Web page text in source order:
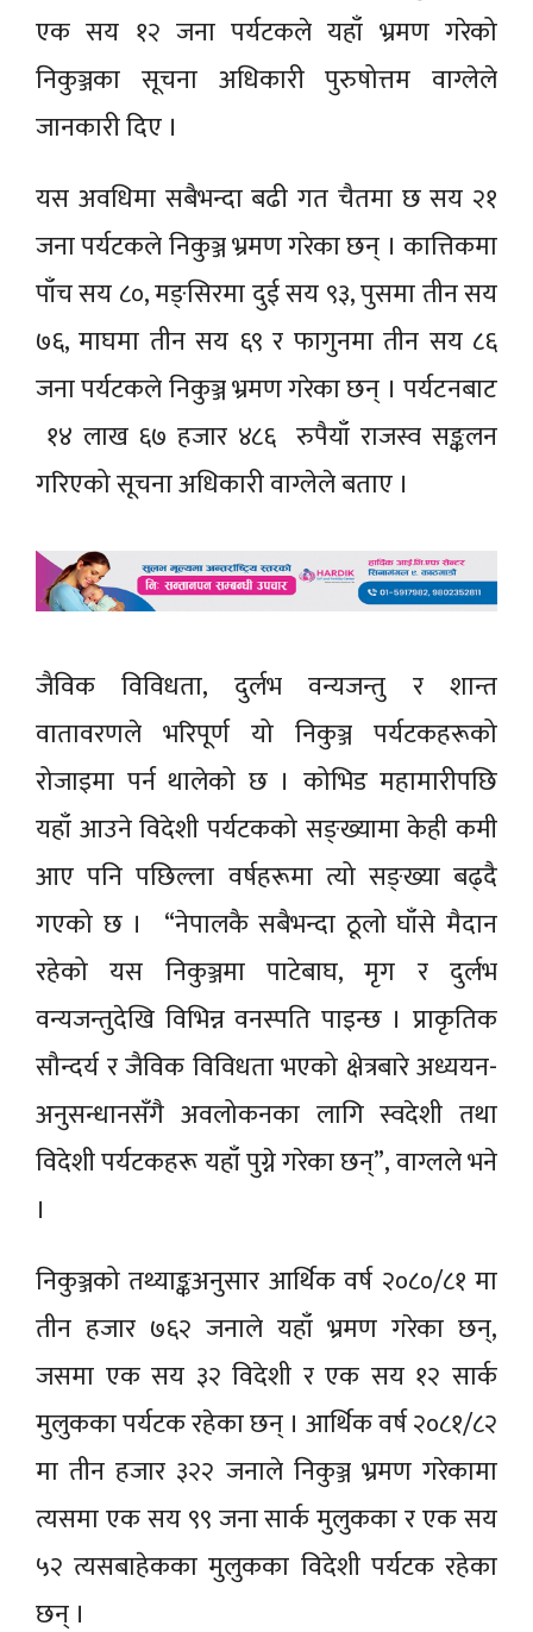
एक सय १२ जना पर्यटकले यहाँ भ्रमण गरेको
निकुञ्जका सूचना अधिकारी पुरुषोत्तम वाग्लेले
जानकारी दिए ।
यस अवधिमा सबैभन्दा बढी गत चैतमा छ सय २१
जना पर्यटकले निकुञ्ज भ्रमण गरेका छन् । कात्तिकमा
पाँच सय ८०, मङ्सिरमा दुई सय ९३, पुसमा तीन सय
७६, माघमा तीन सय ६९ र फागुनमा तीन सय ८६
जना पर्यटकले निकुञ्ज भ्रमण गरेका छन् । पर्यटनबाट
१४ लाख ६७ हजार ४८६ रुपैयाँ राजस्व सङ्कलन
गरिएको सूचना अधिकारी वाग्लेले बताए ।
जैविक विविधता, दुर्लभ वन्यजन्तु र शान्त
वातावरणले भरिपूर्ण यो निकुञ्ज पर्यटकहरूको
रोजाइमा पर्न थालेको छ । कोभिड महामारीपछि
यहाँ आउने विदेशी पर्यटकको सङ्ख्यामा केही कमी
आए पनि पछिल्ला वर्षहरूमा त्यो सङ्ख्या बढ्दै
गएको छ । “नेपालकै सबैभन्दा ठूलो घाँसे मैदान
रहेको यस निकुञ्जमा पाटेबाघ, मृग र दुर्लभ
वन्यजन्तुदेखि विभिन्न वनस्पति पाइन्छ । प्राकृतिक
सौन्दर्य र जैविक विविधता भएको क्षेत्रबारे अध्ययन-
अनुसन्धानसँगै अवलोकनका लागि स्वदेशी तथा
विदेशी पर्यटकहरू यहाँ पुग्ने गरेका छन्”, वाग्लले भने
।
निकुञ्जको तथ्याङ्कअनुसार आर्थिक वर्ष २०८०/८१ मा
तीन हजार ७६२ जनाले यहाँ भ्रमण गरेका छन्,
जसमा एक सय ३२ विदेशी र एक सय १२ सार्क
मुलुकका पर्यटक रहेका छन् । आर्थिक वर्ष २०८१/८२
मा तीन हजार ३२२ जनाले निकुञ्ज भ्रमण गरेकामा
त्यसमा एक सय ९९ जना सार्क मुलुकका र एक सय
५२ त्यसबाहेकका मुलुकका विदेशी पर्यटक रहेका
छन् ।